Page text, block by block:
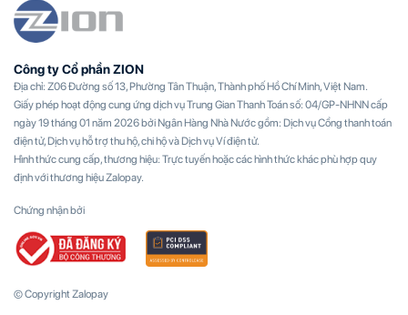
Công ty Cổ phần ZION
Địa chỉ: Z06 Đường số 13, Phường Tân Thuận, Thành phố Hồ Chí Minh, Việt Nam.
Giấy phép hoạt động cung ứng dịch vụ Trung Gian Thanh Toán số: 04/GP-NHNN cấp
ngày 19 tháng 01 năm 2026 bởi Ngân Hàng Nhà Nước gồm: Dịch vụ Cổng thanh toán
điện tử, Dịch vụ hỗ trợ thu hộ, chi hộ và Dịch vụ Ví điện tử.
Hình thức cung cấp, thương hiệu: Trực tuyến hoặc các hình thức khác phù hợp quy
định với thương hiệu Zalopay.
Chứng nhận bởi
© Copyright Zalopay